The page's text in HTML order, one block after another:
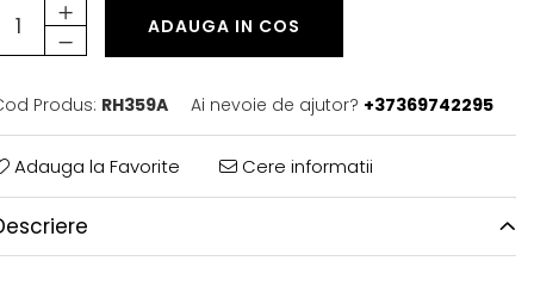
ADAUGA IN COS
Produs: RH359A Ai nevoie de ajutor? +37369742295
Adauga la Favorite Cere informatii